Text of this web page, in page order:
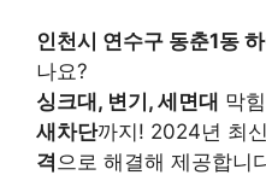
인천시 연수구 동춘1동
나요?
싱크대, 변기, 세면대 막
새차단까지! 2024년 최
격으로 해결해 제공합니